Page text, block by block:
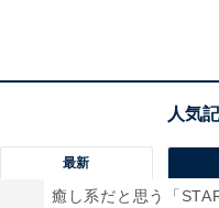
いものに巡り合えます
す（19歳女性／千葉県
する声が多数上がって
最新
癒し系だと思う「